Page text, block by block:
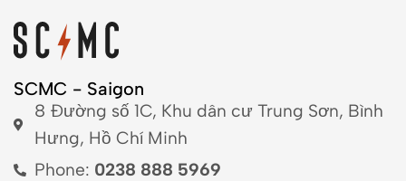
SCMC - Saigon
8 Đường số 1C, Khu dân cư Trung Sơn, Bình
Hưng, Hồ Chí Minh
Phone: 0238 888 5969